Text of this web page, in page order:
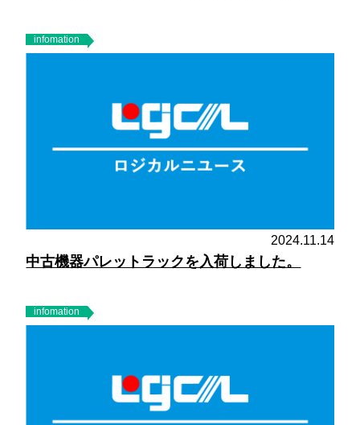
infomation
2024.11.14
中古機器パレットラックを入荷しました。
infomation